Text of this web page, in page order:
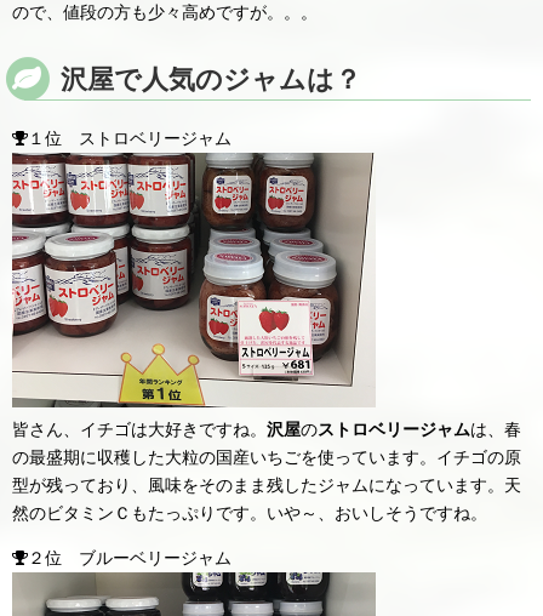
ので、値段の方も少々高めですが。。。
沢屋で人気のジャムは？
１位 ストロベリージャム
皆さん、イチゴは大好きですね。 沢屋のストロベリージャムは、春
の最盛期に収穫した大粒の国産いちごを使っています。イチゴの原
型が残っており、風味をそのまま残したジャムになっています。天
然のビタミンＣもたっぷりです。いや～、おいしそうですね。
２位 ブルーベリージャム